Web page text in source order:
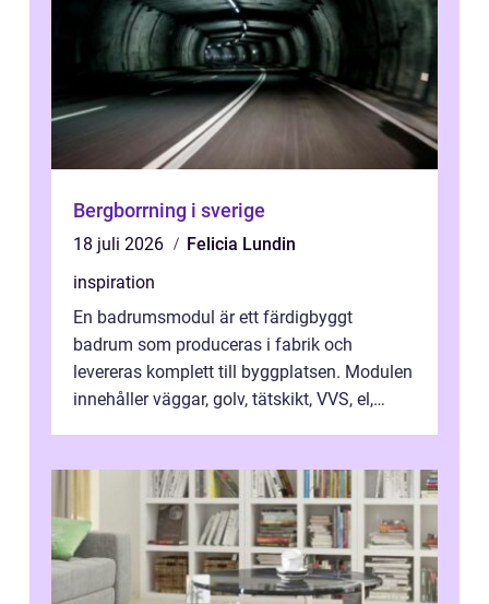
Bergborrning i sverige
18 juli 2026
Felicia Lundin
inspiration
En badrumsmodul är ett färdigbyggt
badrum som produceras i fabrik och
levereras komplett till byggplatsen. Modulen
innehåller väggar, golv, tätskikt, VVS, el,